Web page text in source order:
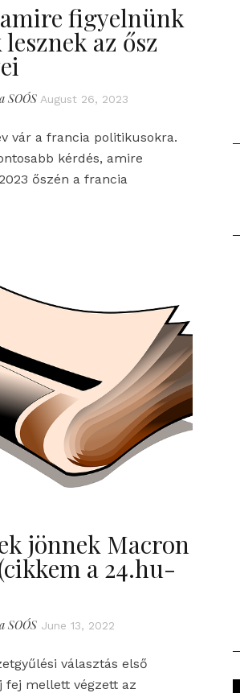
amire figyelnünk
az ősz
SOÓS August 26, 2023
vár a francia politikusokra.
kérdés, amire
őszén a francia
jönnek Macron
a 24.hu-
SOÓS June 13, 2022
választás első
fej mellett végzett az